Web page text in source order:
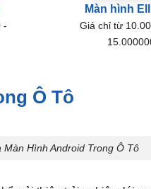
-
Màn hình
Giá chỉ từ
Ô Tô
Màn Hình Android Trong Ô Tô